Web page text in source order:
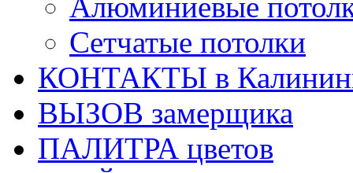
Алюминиевые
Сетчатые потолки
КОНТАКТЫ в
ВЫЗОВ замерщика
ПАЛИТРА цветов